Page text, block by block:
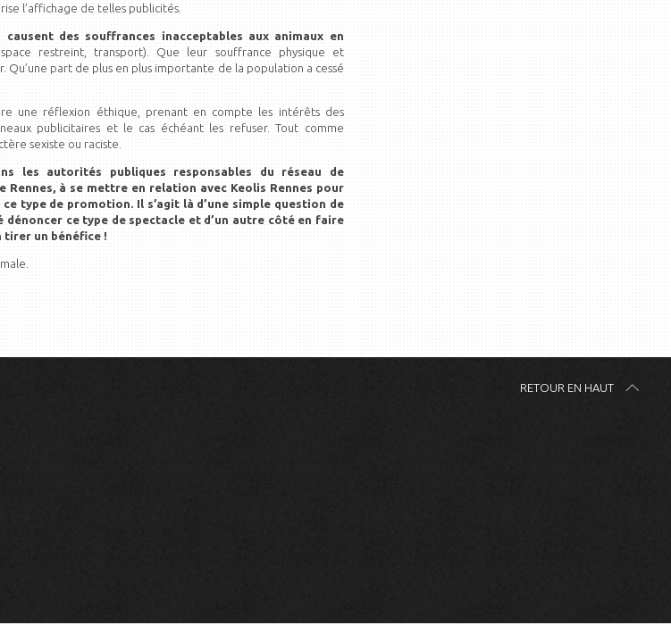
l’affichage de telles publicités.
des souffrances inacceptables aux animaux en
restreint, transport). Que leur souffrance physique et
Qu’une part de plus en plus importante de la population a cessé
une réflexion éthique, prenant en compte les intérêts des
publicitaires et le cas échéant les refuser. Tout comme
sexiste ou raciste.
les autorités publiques responsables du réseau de
Rennes, à se mettre en relation avec Keolis Rennes pour
type de promotion. Il s’agit là d’une simple question de
dénoncer ce type de spectacle et d’un autre côté en faire
tirer un bénéfice !
RETOUR EN HAUT